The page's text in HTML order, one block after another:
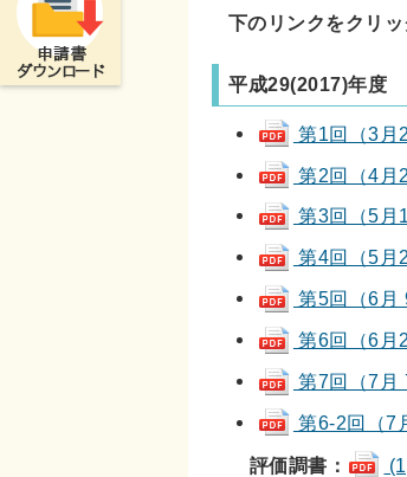
下のリンクをクリ
平成29(2017)年度
第1回（3月
第2回（4月
第3回（5月
第4回（5月
第5回（6月
第6回（6月
第7回（7月
第6-2回（7
評価調書：